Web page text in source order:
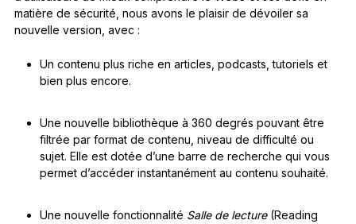
matière de sécurité, nous avons le plaisir de dévoiler sa
nouvelle version, avec :
Un contenu plus riche en articles, podcasts, tutoriels et
bien plus encore.
Une nouvelle bibliothèque à 360 degrés pouvant être
filtrée par format de contenu, niveau de difficulté ou
sujet. Elle est dotée d’une barre de recherche qui vous
permet d’accéder instantanément au contenu souhaité.
Une nouvelle fonctionnalité Salle de lecture(Reading